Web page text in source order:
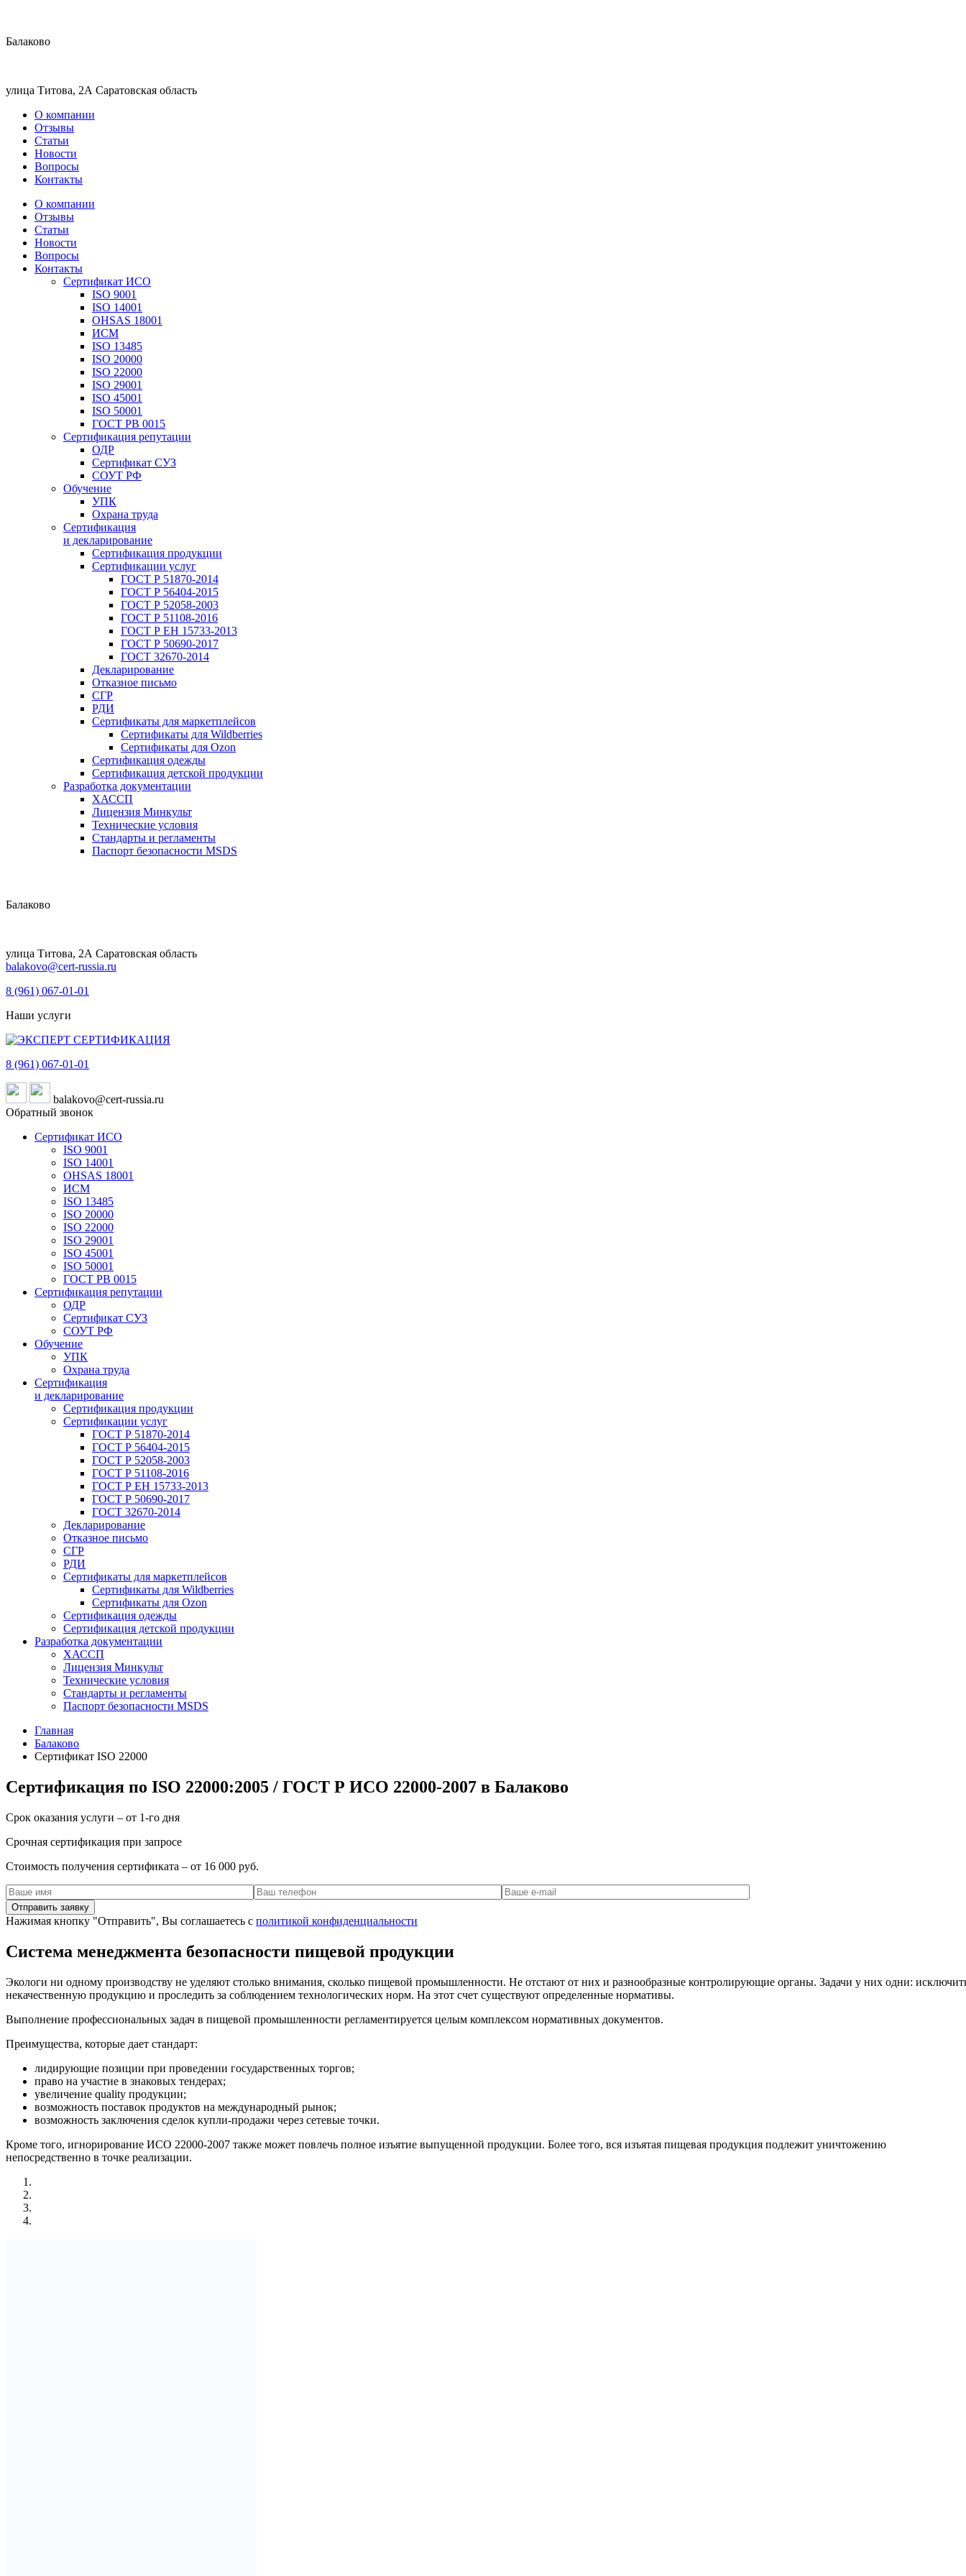
Балаково
улица Титова, 2А Саратовская область
О компании
Отзывы
Статьи
Новости
Вопросы
Контакты
О компании
Отзывы
Статьи
Новости
Вопросы
Контакты
Сертификат ИСО
ISO 9001
ISO 14001
OHSAS 18001
ИСМ
ISO 13485
ISO 20000
ISO 22000
ISO 29001
ISO 45001
ISO 50001
ГОСТ РВ 0015
Сертификация репутации
ОДР
Сертификат СУЗ
СОУТ РФ
Обучение
УПК
Охрана труда
Сертификация
и декларирование
Сертификация продукции
Сертификации услуг
ГОСТ Р 51870-2014
ГОСТ Р 56404-2015
ГОСТ Р 52058-2003
ГОСТ Р 51108-2016
ГОСТ Р ЕН 15733-2013
ГОСТ Р 50690-2017
ГОСТ 32670-2014
Декларирование
Отказное письмо
СГР
РДИ
Сертификаты для маркетплейсов
Сертификаты для Wildberries
Сертификаты для Ozon
Сертификация одежды
Сертификация детской продукции
Разработка документации
ХАССП
Лицензия Минкульт
Технические условия
Стандарты и регламенты
Паспорт безопасности MSDS
Балаково
улица Титова, 2А Саратовская область
balakovo@cert-russia.ru
8 (961) 067-01-01
Наши услуги
8 (961) 067-01-01
balakovo@cert-russia.ru
Обратный звонок
Сертификат ИСО
ISO 9001
ISO 14001
OHSAS 18001
ИСМ
ISO 13485
ISO 20000
ISO 22000
ISO 29001
ISO 45001
ISO 50001
ГОСТ РВ 0015
Сертификация репутации
ОДР
Сертификат СУЗ
СОУТ РФ
Обучение
УПК
Охрана труда
Сертификация
и декларирование
Сертификация продукции
Сертификации услуг
ГОСТ Р 51870-2014
ГОСТ Р 56404-2015
ГОСТ Р 52058-2003
ГОСТ Р 51108-2016
ГОСТ Р ЕН 15733-2013
ГОСТ Р 50690-2017
ГОСТ 32670-2014
Декларирование
Отказное письмо
СГР
РДИ
Сертификаты для маркетплейсов
Сертификаты для Wildberries
Сертификаты для Ozon
Сертификация одежды
Сертификация детской продукции
Разработка документации
ХАССП
Лицензия Минкульт
Технические условия
Стандарты и регламенты
Паспорт безопасности MSDS
Главная
Балаково
Сертификат ISO 22000
Сертификация по ISO 22000:2005 / ГОСТ Р ИСО 22000-2007 в Балаково
Срок оказания услуги – от 1-го дня
Срочная сертификация при запросе
Стоимость получения сертификата – от 16 000 руб.
Нажимая кнопку "Отправить", Вы соглашаетесь с политикой конфиденциальности
Система менеджмента безопасности пищевой продукции
Экологи ни одному производству не уделяют столько внимания, сколько пищевой промышленности. Не отстают от них и разнообразные контролирующие органы. Задачи у них одни:
некачественную продукцию и проследить за соблюдением технологических норм. На этот счет существуют определенные нормативы.
Выполнение профессиональных задач в пищевой промышленности регламентируется целым комплексом нормативных документов.
Преимущества, которые дает стандарт:
лидирующие позиции при проведении государственных торгов;
право на участие в знаковых тендерах;
увеличение quality продукции;
возможность поставок продуктов на международный рынок;
возможность заключения сделок купли-продажи через сетевые точки.
Кроме того, игнорирование ИСО 22000-2007 также может повлечь полное изъятие выпущенной продукции. Более того, вся изъятая пищевая продукция подлежит уничтожению
непосредственно в точке реализации.